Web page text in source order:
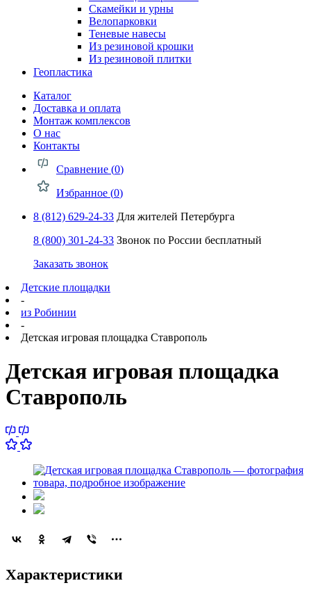
Скамейки и урны
Велопарковки
Теневые навесы
Из резиновой крошки
Из резиновой плитки
Геопластика
Каталог
Доставка и оплата
Монтаж комплексов
О нас
Контакты
Сравнение (0)
Избранное (0)
8 (812) 629-24-33 Для жителей Петербурга
8 (800) 301-24-33 Звонок по России бесплатный
Заказать звонок
Детские площадки
-
из Робинии
-
Детская игровая площадка Ставрополь
Детская игровая площадка
Ставрополь
Характеристики